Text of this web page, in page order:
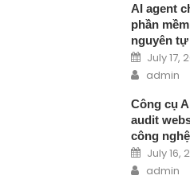
AI agent
phần
nguyên
Posted
July 17,
Author
admin
Công cụ
audit
công nghệ
Posted
July 16,
Author
admin